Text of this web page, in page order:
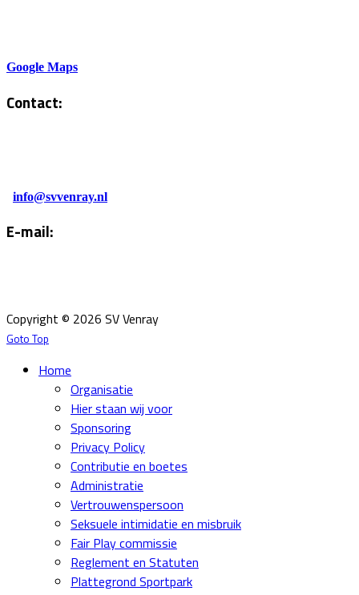
Google Maps
Contact:
info@svvenray.nl
E-mail:
Copyright © 2026 SV Venray
Goto Top
Home
Organisatie
Hier staan wij voor
Sponsoring
Privacy Policy
Contributie en boetes
Administratie
Vertrouwenspersoon
Seksuele intimidatie en misbruik
Fair Play commissie
Reglement en Statuten
Plattegrond Sportpark